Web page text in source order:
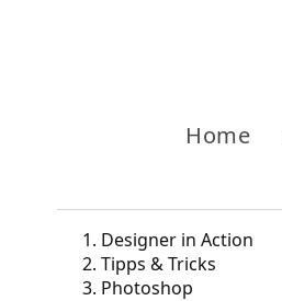
Home
Designer in Action
Tipps & Tricks
Photoshop